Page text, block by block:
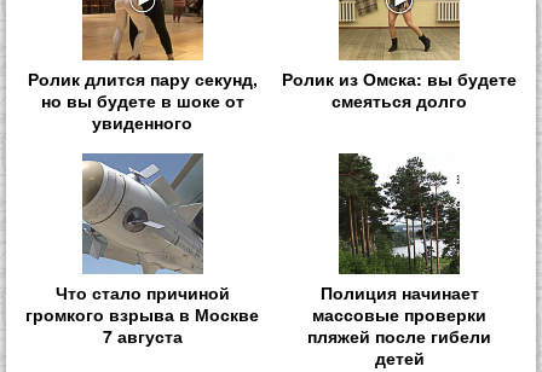
Ролик длится пару секунд,
но вы будете в шоке от
увиденного
Ролик из Омска: вы будете
смеяться долго
Что стало причиной
громкого взрыва в Москве
7 августа
Полиция начинает
массовые проверки
пляжей после гибели
детей